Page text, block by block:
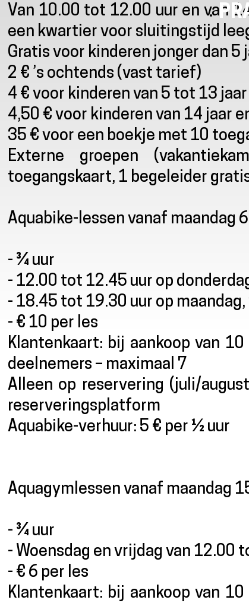
Van 10.00 tot 12.00 uur en van
een kwartier voor sluitingstijd
Gratis voor kinderen jonger dan 5
2 € ’s ochtends (vast tarief)
4 € voor kinderen van 5 tot 13 jaar
4,50 € voor kinderen van 14 jaar
35 € voor een boekje met 10
Externe groepen
toegangskaart, 1 begeleider
Aquabike-lessen vanaf maandag
- ¾ uur
- 12.00 tot 12.45 uur op
- 18.45 tot 19.30 uur op
- € 10 per les
Klantenkaart: bij aankoop van
deelnemers – maximaal 7
Alleen op reservering (juli/
reserveringsplatform
Aquabike-verhuur: 5 € per ½ uur
Aquagymlessen vanaf maandag
- ¾ uur
- Woensdag en vrijdag van 12.00
- € 6 per les
Klantenkaart: bij aankoop van